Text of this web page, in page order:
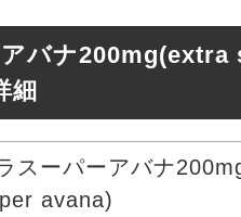
バナ200mg(extra
細
スーパーアバナ
avana)